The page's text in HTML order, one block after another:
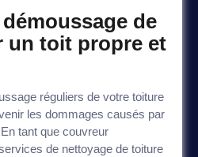
de
un toit propre et
réguliers de votre toiture
les dommages causés par
tant que couvreur
de nettoyage de toiture